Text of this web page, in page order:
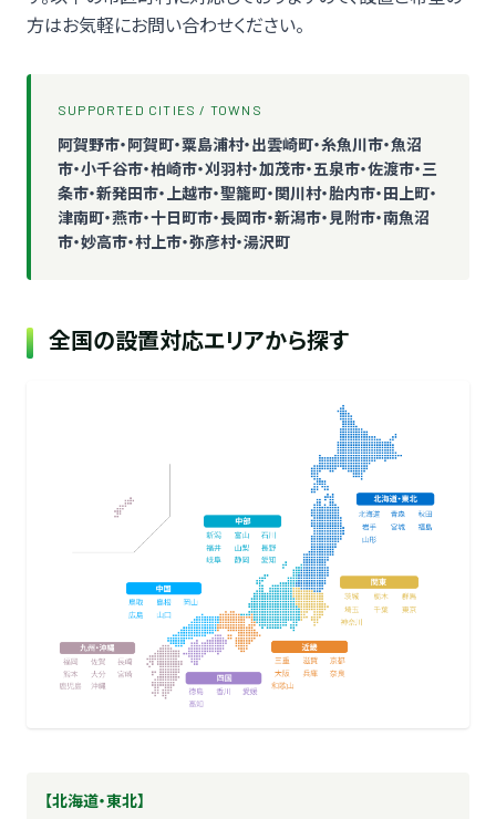
方はお気軽にお問い合わせください。
SUPPORTED CITIES / TOWNS
阿賀野市・阿賀町・粟島浦村・出雲崎町・糸魚川市・魚沼
市・小千谷市・柏崎市・刈羽村・加茂市・五泉市・佐渡市・三
条市・新発田市・上越市・聖籠町・関川村・胎内市・田上町・
津南町・燕市・十日町市・長岡市・新潟市・見附市・南魚沼
市・妙高市・村上市・弥彦村・湯沢町
全国の設置対応エリアから探す
【北海道・東北】